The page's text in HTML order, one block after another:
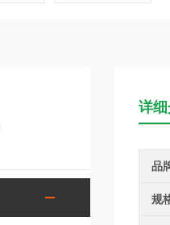
详
品
规